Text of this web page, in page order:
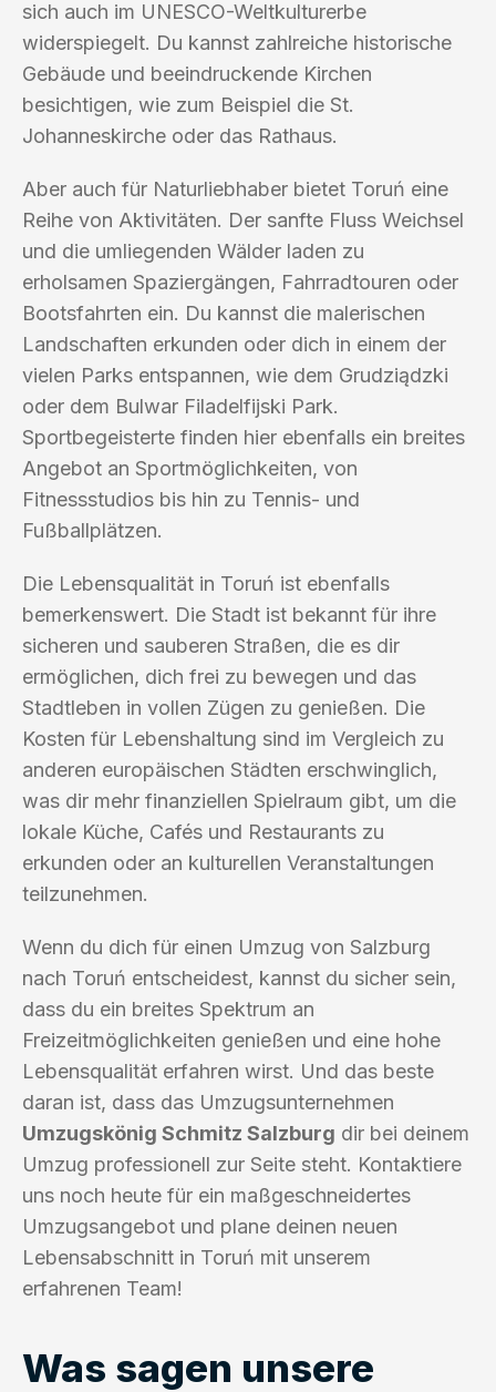
sich auch im UNESCO-Weltkulturerbe
widerspiegelt. Du kannst zahlreiche historische
Gebäude und beeindruckende Kirchen
besichtigen, wie zum Beispiel die St.
Johanneskirche oder das Rathaus.
Aber auch für Naturliebhaber bietet Toruń eine
Reihe von Aktivitäten. Der sanfte Fluss Weichsel
und die umliegenden Wälder laden zu
erholsamen Spaziergängen, Fahrradtouren oder
Bootsfahrten ein. Du kannst die malerischen
Landschaften erkunden oder dich in einem der
vielen Parks entspannen, wie dem Grudziądzki
oder dem Bulwar Filadelfijski Park.
Sportbegeisterte finden hier ebenfalls ein breites
Angebot an Sportmöglichkeiten, von
Fitnessstudios bis hin zu Tennis- und
Fußballplätzen.
Die Lebensqualität in Toruń ist ebenfalls
bemerkenswert. Die Stadt ist bekannt für ihre
sicheren und sauberen Straßen, die es dir
ermöglichen, dich frei zu bewegen und das
Stadtleben in vollen Zügen zu genießen. Die
Kosten für Lebenshaltung sind im Vergleich zu
anderen europäischen Städten erschwinglich,
was dir mehr finanziellen Spielraum gibt, um die
lokale Küche, Cafés und Restaurants zu
erkunden oder an kulturellen Veranstaltungen
teilzunehmen.
Wenn du dich für einen Umzug von Salzburg
nach Toruń entscheidest, kannst du sicher sein,
dass du ein breites Spektrum an
Freizeitmöglichkeiten genießen und eine hohe
Lebensqualität erfahren wirst. Und das beste
daran ist, dass das Umzugsunternehmen
Umzugskönig Schmitz Salzburg dir bei deinem
Umzug professionell zur Seite steht. Kontaktiere
uns noch heute für ein maßgeschneidertes
Umzugsangebot und plane deinen neuen
Lebensabschnitt in Toruń mit unserem
erfahrenen Team!
Was sagen unsere